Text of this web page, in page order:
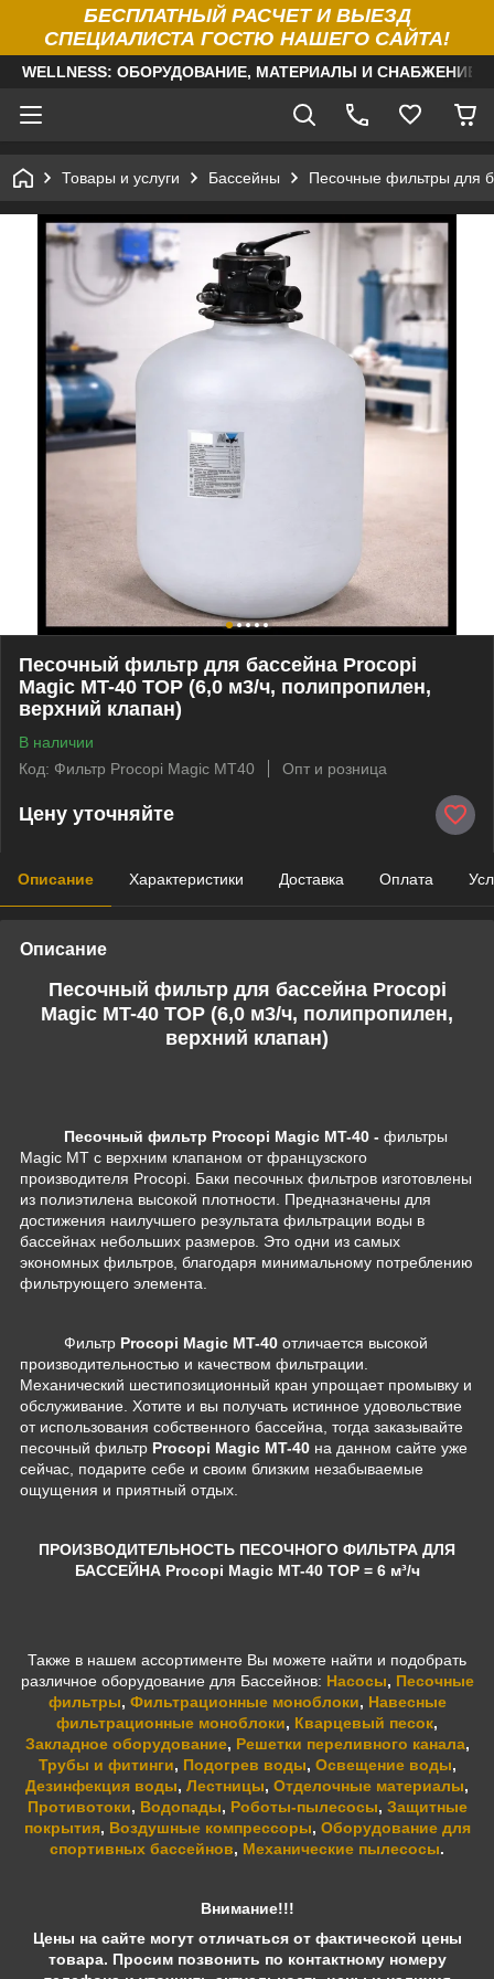
БЕСПЛАТНЫЙ РАСЧЕТ И ВЫЕЗД
СПЕЦИАЛИСТА ГОСТЮ НАШЕГО САЙТА!
WELLNESS: ОБОРУДОВАНИЕ, МАТЕРИАЛЫ И
Товары и услуги Бассейны Песочные фильтры для
Песочный фильтр для бассейна Procopi
Magic MT-40 TOP (6,0 м3/ч, полипропилен,
верхний клапан)
В наличии
Код: Фильтр Procopi Magic MT40
Опт и розница
Цену уточняйте
Описание Характеристики Доставка Оплата
Описание
Песочный фильтр для бассейна Procopi
Magic MT-40 TOP (6,0 м3/ч, полипропилен,
верхний клапан)
Песочный фильтр Procopi Magic MT-40 - фильтры
Magic MT с верхним клапаном от французского
производителя Procopi. Баки песочных фильтров изготовлены
из полиэтилена высокой плотности. Предназначены для
достижения наилучшего результата фильтрации воды в
бассейнах небольших размеров. Это одни из самых
экономных фильтров, благодаря минимальному потреблению
фильтрующего элемента.
Фильтр Procopi Magic MT-40 отличается высокой
производительностью и качеством фильтрации.
Механический шестипозиционный кран упрощает промывку и
обслуживание. Хотите и вы получать истинное удовольствие
от использования собственного бассейна, тогда заказывайте
песочный фильтр Procopi Magic MT-40 на данном сайте уже
сейчас, подарите себе и своим близким незабываемые
ощущения и приятный отдых.
ПРОИЗВОДИТЕЛЬНОСТЬ ПЕСОЧНОГО ФИЛЬТРА ДЛЯ
БАССЕЙНА Procopi Magic MT-40 TOP = 6 м³/ч
Также в нашем ассортименте Вы можете найти и подобрать
различное оборудование для Бассейнов: Насосы, Песочные
фильтры, Фильтрационные моноблоки, Навесные
фильтрационные моноблоки, Кварцевый песок,
Закладное оборудование, Решетки переливного канала,
Трубы и фитинги, Подогрев воды, Освещение воды,
Дезинфекция воды, Лестницы, Отделочные материалы,
Противотоки, Водопады, Роботы-пылесосы, Защитные
покрытия, Воздушные компрессоры, Оборудование для
спортивных бассейнов, Механические пылесосы.
Внимание!!!
Цены на сайте могут отличаться от фактической цены
товара. Просим позвонить по контактному номеру